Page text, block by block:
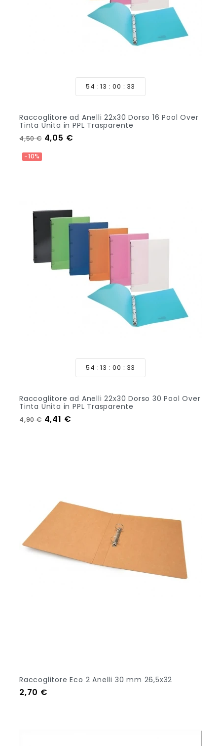
54 13 00 33
Raccoglitore ad Anelli 22x30 Dorso 16 Pool Over
Tinta Unita in PPL Trasparente
Prezzo regolare
4,50 € Prezzo
4,05 €
-10%
54 13 00 33
Raccoglitore ad Anelli 22x30 Dorso 30 Pool Over
Tinta Unita in PPL Trasparente
Prezzo regolare
4,90 € Prezzo
4,41 €
Raccoglitore Eco 2 Anelli 30 mm 26,5x32
Prezzo
2,70 €